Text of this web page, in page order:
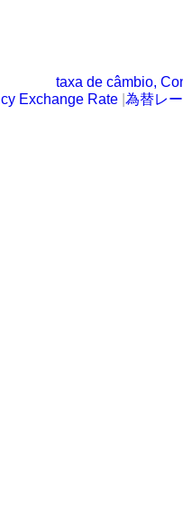
taxa de câmbio,
Exchange Rate 為替レ